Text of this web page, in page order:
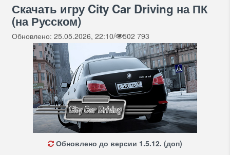
Скачать игру City Car Driving на ПК
(на Русском)
Обновлено: 25.05.2026, 22:10/ 502 793
Обновлено до версии 1.5.12. (доп)